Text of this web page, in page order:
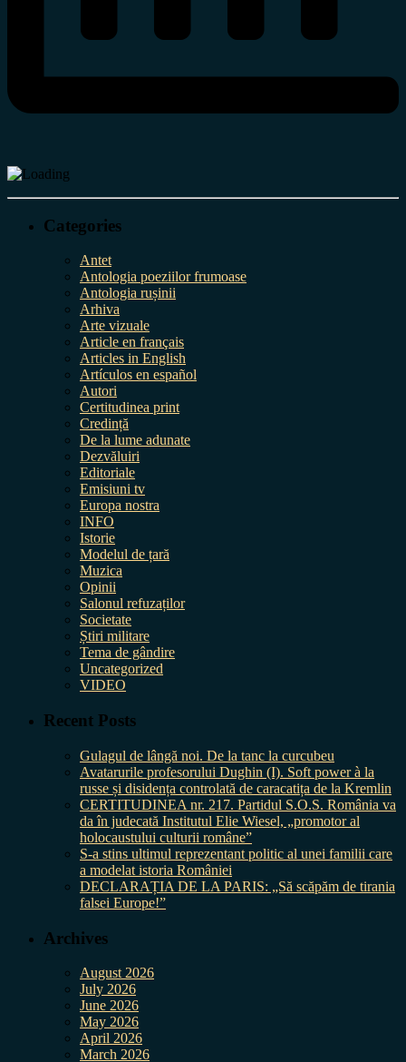
Categories
Antet
Antologia poeziilor frumoase
Antologia rușinii
Arhiva
Arte vizuale
Article en français
Articles in English
Artículos en español
Autori
Certitudinea print
Credință
De la lume adunate
Dezvăluiri
Editoriale
Emisiuni tv
Europa nostra
INFO
Istorie
Modelul de țară
Muzica
Opinii
Salonul refuzaților
Societate
Știri militare
Tema de gândire
Uncategorized
VIDEO
Recent Posts
Gulagul de lângă noi. De la tanc la curcubeu
Avatarurile profesorului Dughin (I). Soft power à la
russe și disidența controlată de caracatița de la Kremlin
CERTITUDINEA nr. 217. Partidul S.O.S. România va
da în judecată Institutul Elie Wiesel, „promotor al
holocaustului culturii române”
S-a stins ultimul reprezentant politic al unei familii care
a modelat istoria României
DECLARAȚIA DE LA PARIS: „Să scăpăm de tirania
falsei Europe!”
Archives
August 2026
July 2026
June 2026
May 2026
April 2026
March 2026